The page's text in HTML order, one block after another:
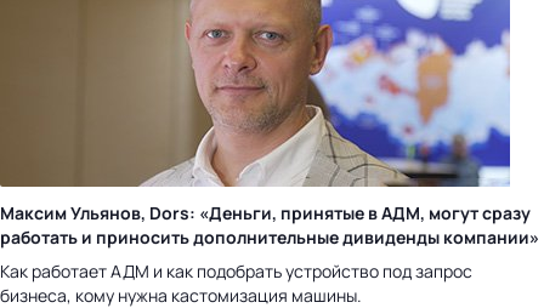
Максим Ульянов, Dors: «Деньги, принятые в АДМ, могут сразу
работать и приносить дополнительные дивиденды компании»
Как работает АДМ и как подобрать устройство под запрос
бизнеса, кому нужна кастомизация машины.